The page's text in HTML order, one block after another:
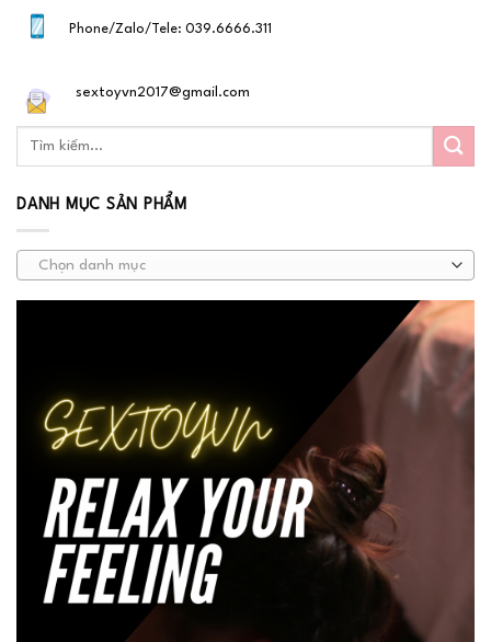
Phone/Zalo/Tele: 039.6666.311
sextoyvn2017@gmail.com
DANH MỤC SẢN PHẨM
Chọn danh mục